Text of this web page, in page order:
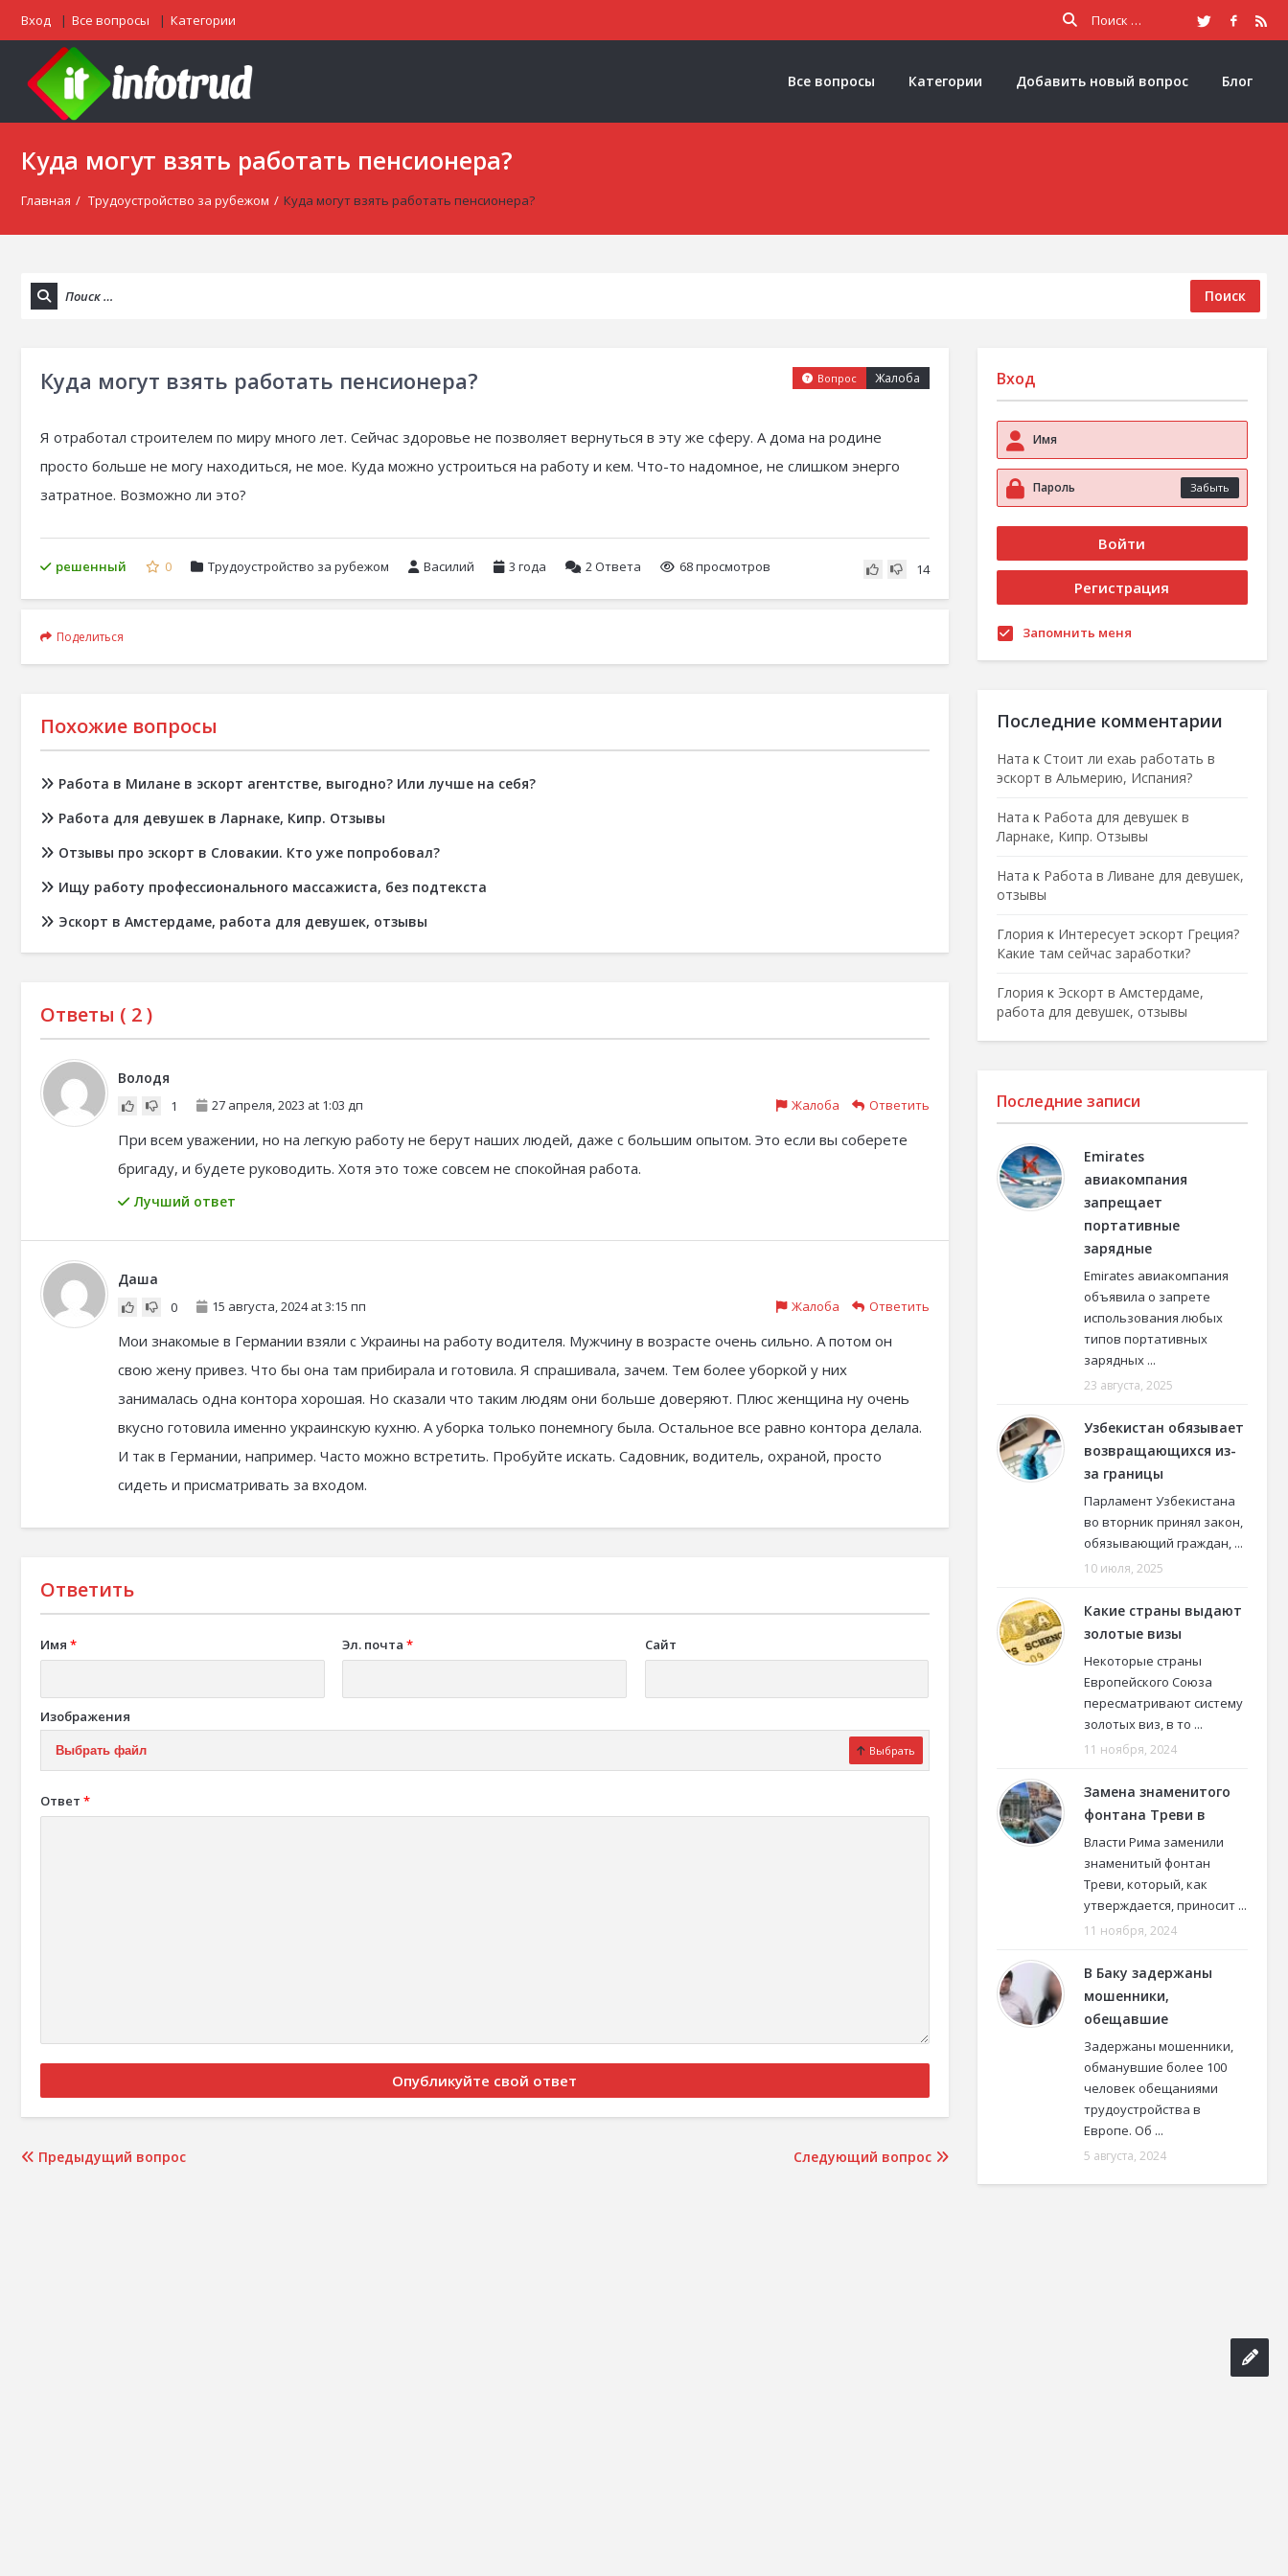
Вход Все вопросы Категории
Все вопросы Категории Добавить новый вопрос Блог
Куда могут взять работать пенсионера?
Главная / Трудоустройство за рубежом / Куда могут взять работать пенсионера?
Поиск
Куда могут взять работать пенсионера? Жалоба
Вопрос
Я отработал строителем по миру много лет. Сейчас здоровье не позволяет вернуться в эту же сферу. А дома на родине
просто больше не могу находиться, не мое. Куда можно устроиться на работу и кем. Что-то надомное, не слишком энерго
затратное. Возможно ли это?
решенный 0 Трудоустройство за рубежом Василий 3 года 2Ответа 68 просмотров 14
Поделиться
Похожие вопросы
Работа в Милане в эскорт агентстве, выгодно? Или лучше на себя?
Работа для девушек в Ларнаке, Кипр. Отзывы
Отзывы про эскорт в Словакии. Кто уже попробовал?
Ищу работу профессионального массажиста, без подтекста
Эскорт в Амстердаме, работа для девушек, отзывы
Ответы ( 2)
Володя
1 27 апреля, 2023 at 1:03 дп Жалоба Ответить
При всем уважении, но на легкую работу не берут наших людей, даже с большим опытом. Это если вы соберете
бригаду, и будете руководить. Хотя это тоже совсем не спокойная работа.
Лучший ответ
Даша
0 15 августа, 2024 at 3:15 пп Жалоба Ответить
Мои знакомые в Германии взяли с Украины на работу водителя. Мужчину в возрасте очень сильно. А потом он
свою жену привез. Что бы она там прибирала и готовила. Я спрашивала, зачем. Тем более уборкой у них
занималась одна контора хорошая. Но сказали что таким людям они больше доверяют. Плюс женщина ну очень
вкусно готовила именно украинскую кухню. А уборка только понемногу была. Остальное все равно контора делала.
И так в Германии, например. Часто можно встретить. Пробуйте искать. Садовник, водитель, охраной, просто
сидеть и присматривать за входом.
Ответить
Имя * Эл. почта * Сайт
Изображения
Выбрать файл Выбрать
Ответ *
Предыдущий вопрос Следующий вопрос
Вход
Забыть
Запомнить меня
Последние комментарии
Ната к Стоит ли ехаь работать в
эскорт в Альмерию, Испания?
Ната к Работа для девушек в
Ларнаке, Кипр. Отзывы
Ната к Работа в Ливане для девушек,
отзывы
Глория к Интересует эскорт Греция?
Какие там сейчас заработки?
Глория к Эскорт в Амстердаме,
работа для девушек, отзывы
Последние записи
Emirates
авиакомпания
запрещает
портативные
зарядные
Emirates авиакомпания
объявила о запрете
использования любых
типов портативных
зарядных ...
23 августа, 2025
Узбекистан обязывает
возвращающихся из-
за границы
Парламент Узбекистана
во вторник принял закон,
обязывающий граждан, ...
10 июля, 2025
Какие страны выдают
золотые визы
Некоторые страны
Европейского Союза
пересматривают систему
золотых виз, в то ...
11 ноября, 2024
Замена знаменитого
фонтана Треви в
Власти Рима заменили
знаменитый фонтан
Треви, который, как
утверждается, приносит ...
11 ноября, 2024
В Баку задержаны
мошенники,
обещавшие
Задержаны мошенники,
обманувшие более 100
человек обещаниями
трудоустройства в
Европе. Об ...
5 августа, 2024